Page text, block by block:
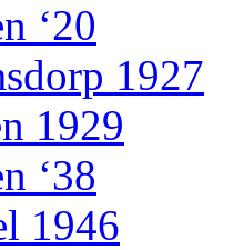
‘20
1927
1929
‘38
1946